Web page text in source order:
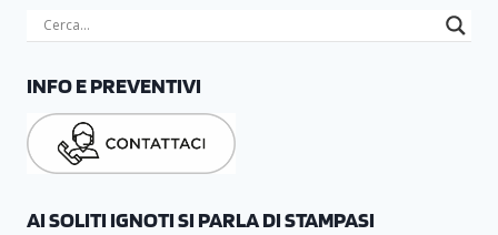
INFO E PREVENTIVI
AI SOLITI IGNOTI SI PARLA DI STAMPASI